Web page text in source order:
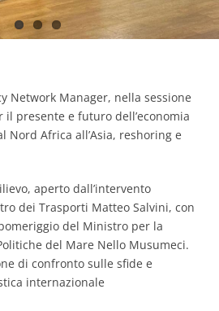
Network Manager, nella sessione
il presente e futuro dell’economia
Africa all’Asia, reshoring e
aperto dall’intervento
dei Trasporti Matteo Salvini, con
del Ministro per la
del Mare Nello Musumeci.
di confronto sulle sfide e
internazionale